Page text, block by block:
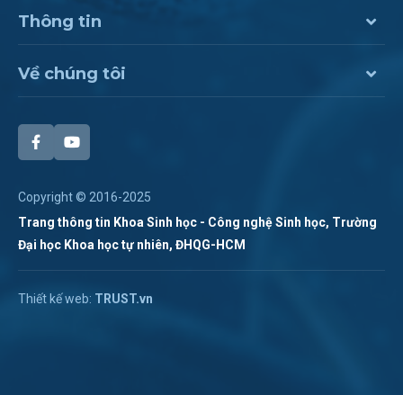
Thông tin
Về chúng tôi
Copyright © 2016-2025
Trang thông tin Khoa Sinh học - Công nghệ Sinh học, Trường
Đại học Khoa học tự nhiên, ĐHQG-HCM
Thiết kế web: TRUST.vnHotline:
Chat Zalo